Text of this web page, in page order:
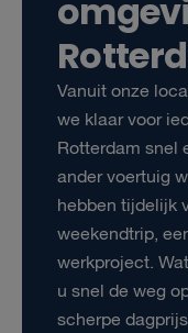
Vanuit onze
we klaar voor
Rotterdam snel
ander voertuig
hebben tijdelijk
weekendtrip,
werkproject.
u snel de weg
scherpe